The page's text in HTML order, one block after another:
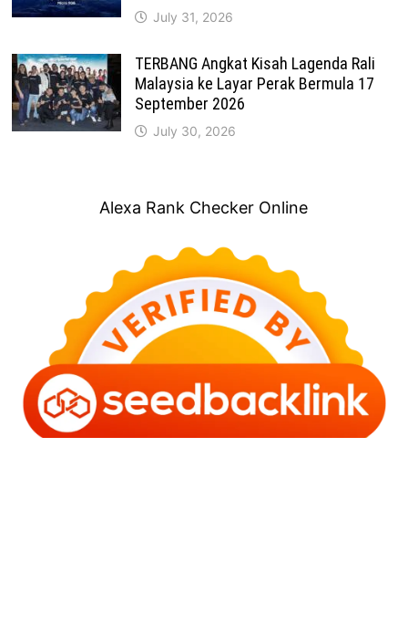
July 31, 2026
TERBANG Angkat Kisah Lagenda Rali
Malaysia ke Layar Perak Bermula 17
September 2026
July 30, 2026
Alexa Rank Checker Online